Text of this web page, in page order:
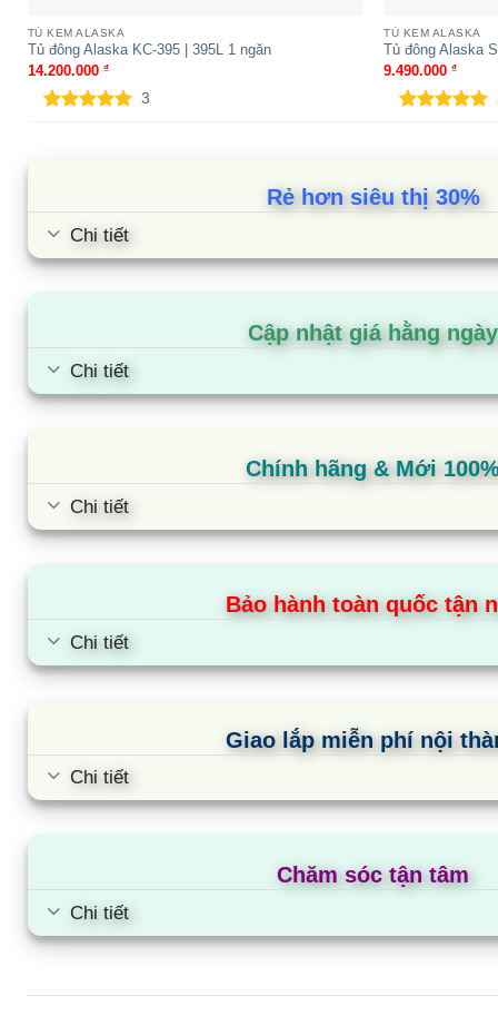
Tủ đông Alaska KC-310 | 310L 1
ngăn
Tủ đông Alaska
ngăn
TỦ KEM ALASKA
Tủ đông Alaska KC-395 | 395L 1 ngăn
14.200.000 ₫
3
TỦ KEM ALASKA
Tủ đông Alaska
9.490.000₫
Rẻ hơn siêu thị 30%
Chi tiết
Cập nhật giá hằng ngày
Chi tiết
Chính hãng & Mới
Chi tiết
Bảo hành toàn quốc tận
Chi tiết
Giao lắp miễn phí nội
Chi tiết
Chăm sóc tận tâm
Chi tiết